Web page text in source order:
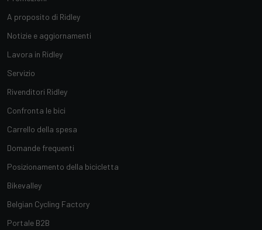
A proposito di Ridley
Notizie e aggiornamenti
Lavora in Ridley
Servizio
Rivenditori Ridley
Confronta le bici
Carrello della spesa
Domande frequenti
Posizionamento della bicicletta
Bikevalley
Belgian Cycling Factory
Portale B2B